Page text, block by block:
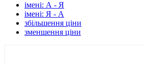
імені: А - Я
імені: Я - А
збільшення ціни
зменшення ціни